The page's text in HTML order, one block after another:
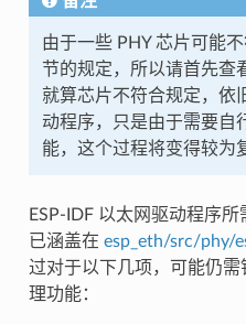
由于一些 PHY 芯片可能
节的规定，所以请首先查
就算芯片不符合规定，依
动程序，只是由于需要自
能，这个过程将变得较为
ESP-IDF 以太网驱动程序
已涵盖在 esp_eth/src/phy/
过对于以下几项，可能仍
理功能：